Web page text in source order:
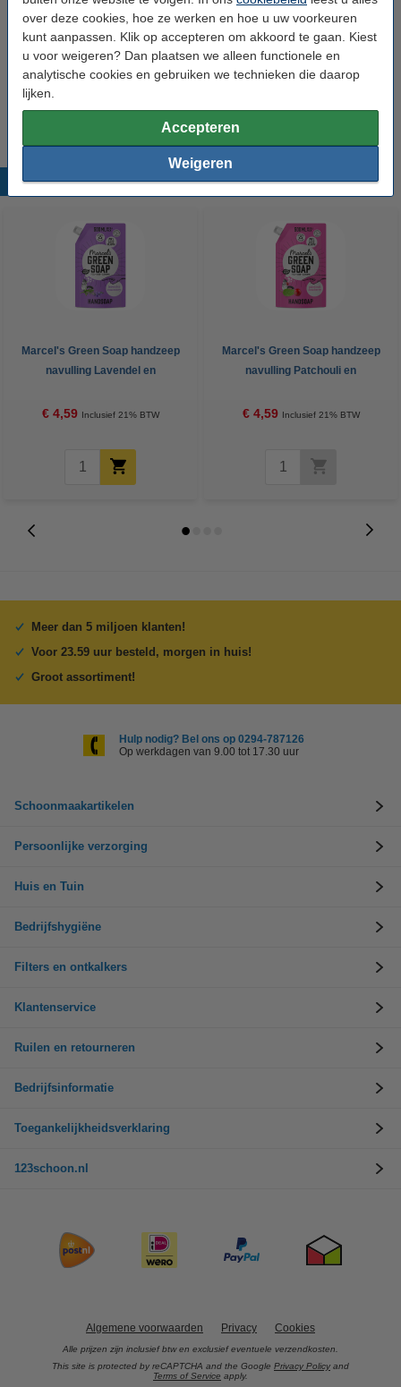
over deze cookies, hoe ze werken en hoe u uw voorkeuren
kunt aanpassen. Klik op accepteren om akkoord te gaan. Kiest
u voor weigeren? Dan plaatsen we alleen functionele en
analytische cookies en gebruiken we technieken die daarop
lijken.
Accepteren
Weigeren
€ 25,50
Lijst van ingrediënten
Aqua, Sodium Laureth Sulfate, Sodium Chloride, Glycerin, Cocamidopropyl
Betaine, Sodium Benzoate, Parfum, Limonene, Linalool.
Populaire producten
Marcel's Green Soap handzeep
navulling Lavendel en
€ 4,59 Inclusief 21% BTW
Marcel's Green Soap handzeep
navulling Patchouli en
€ 4,59 Inclusief 21% BTW
Meer dan 5 miljoen klanten!
Voor 23.59 uur besteld, morgen in huis!
Groot assortiment!
Hulp nodig? Bel ons op 0294-787126
Op werkdagen van 9.00 tot 17.30 uur
Schoonmaakartikelen
Persoonlijke verzorging
Huis en Tuin
Bedrijfshygiëne
Filters en ontkalkers
Klantenservice
Ruilen en retourneren
Bedrijfsinformatie
Toegankelijkheidsverklaring
123schoon.nl
Algemene voorwaarden Privacy Cookies
Alle prijzen zijn inclusief btw en exclusief eventuele verzendkosten.
This site is protected by reCAPTCHA and the Google Privacy Policy and
Terms of Service apply.